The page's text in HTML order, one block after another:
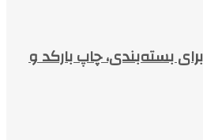
بسته‌بندی، چاپ بارکد و